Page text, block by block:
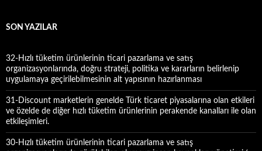
a
SON YAZILAR
32-Hızlı tüketim ürünlerinin ticari pazarlama ve satış
organizasyonlarında, doğru strateji, politika ve kararların belirlenip
uygulamaya geçirilebilmesinin alt yapısının hazırlanması
31-Discount marketlerin genelde Türk ticaret piyasalarına olan etkileri
ve özelde de diğer hızlı tüketim ürünlerinin perakende kanalları ile olan
etkileşimleri.
30-Hızlı tüketim ürünlerinin ticari pazarlama ve satış